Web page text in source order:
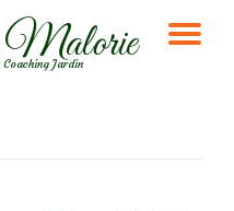
Malorie
Jardin